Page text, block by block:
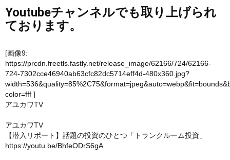
Youtubeチャンネルでも取り上げられ
ております。
[画像9:
https://prcdn.freetls.fastly.net/release_image/62166/724/62166-
724-7302cce46940ab63cfc82dc5714eff4d-480x360.jpg?
color=fff ]
アユカワTV
アユカワTV
【潜入リポート】話題の投資のひとつ「トランクルーム投資」
https://youtu.be/BhfeODrS6gA